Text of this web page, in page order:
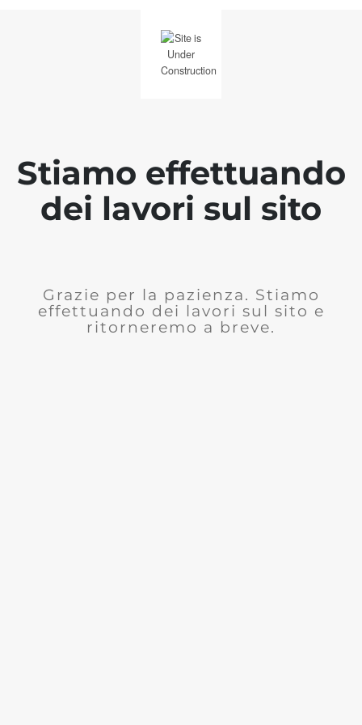
Stiamo effettuando
dei lavori sul sito
Grazie per la pazienza. Stiamo
effettuando dei lavori sul sito e
ritorneremo a breve.